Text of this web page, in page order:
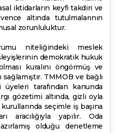
iktidarların keyfi takdiri ve
altında tutulmalarının
zorunluluktur.
niteliğindeki meslek
demokratik hukuk
kuralını öngörmüş ve
TMMOB ve bağlı
üyeleri tarafından kanunda
gözetimi altında, gizli oyla
seçimle iş başına
aracılığıyla yapılır. Oda
olduğu denetleme